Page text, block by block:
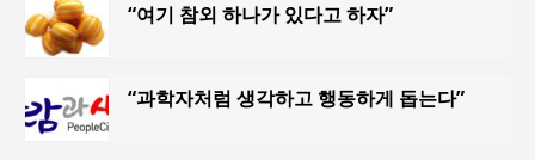
“여기 참외 하나가 있다고 하자”
“과학자처럼 생각하고 행동하게 돕는다”